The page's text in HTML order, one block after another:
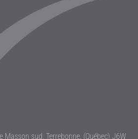
Masson sud, Terrebonne, (Québec) J6W